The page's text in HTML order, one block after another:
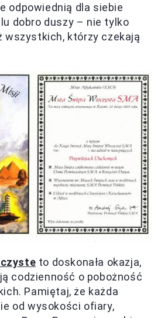
odpowiednią dla siebie
dobro duszy – nie tylko
wszystkich, którzy czekają
to doskonała okazja,
codzienność o pobożność
Pamiętaj, że każda
od wysokości ofiary,